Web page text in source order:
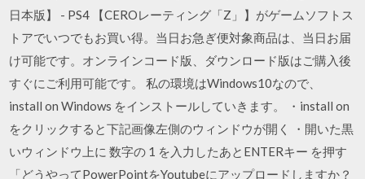
日本版】 - PS4 【CEROレーティング「Z」】がゲームソフトス
トアでいつでもお買い得。当日お急ぎ便対象商品は、当日お届
け可能です。オンラインコード版、ダウンロード版はご購入後
すぐにご利用可能です。 私の環境はWindows10なので、
install on Windows をインストールしていきます。 ・install on
をクリックすると下記画像左側のウィンドウが開く ・開いた黒
いウィンドウ上に 数字の 1 を入力したあとENTERキー を押す
「どうやってPowerPointをYoutubeにアップロードしますか？